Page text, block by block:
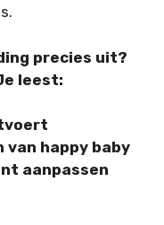
precies uit?
leest:
van happy baby
aanpassen